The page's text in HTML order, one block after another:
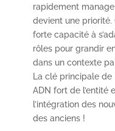
rapidement
devient une priorité.
forte capacité à
rôles pour grandir
dans un contexte
La clé principale
ADN fort de l’entité
l’intégration des
des anciens !